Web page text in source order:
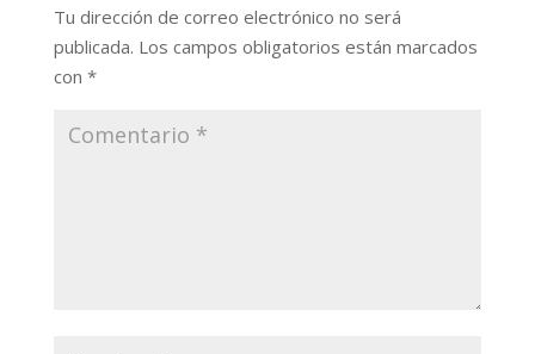
Tu dirección de correo electrónico no será
publicada. Los campos obligatorios están marcados
con *